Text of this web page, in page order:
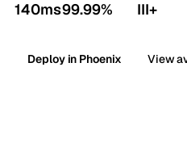
140ms99.99% III+
Deploy in Phoenix View